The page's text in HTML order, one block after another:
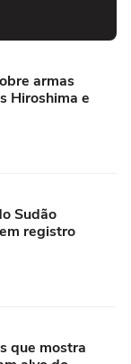
armas
Hiroshima e
Sudão
registro
que mostra